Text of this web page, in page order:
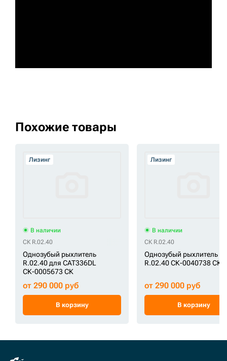
Похожие товары
Лизинг
В наличии
СК R.02.40
Однозубый рыхлитель
R.02.40 для CAT336DL
СК-0005673 СК
от 290 000 руб
В корзину
Лизинг
В наличии
СК R.02.40
Однозубый рыхлитель
R.02.40 СК-0040738 СК
от 290 000 руб
В корзину